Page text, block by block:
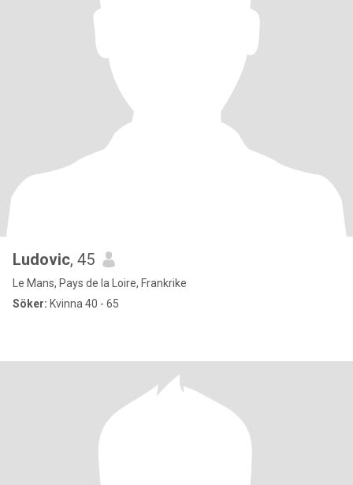
Ludovic, 45
Le Mans, Pays de la Loire, Frankrike
Söker: Kvinna 40 - 65